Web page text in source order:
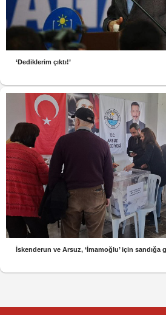
‘Dediklerim çıktı!’
İskenderun ve Arsuz, ‘İmamoğlu’ için sandığa